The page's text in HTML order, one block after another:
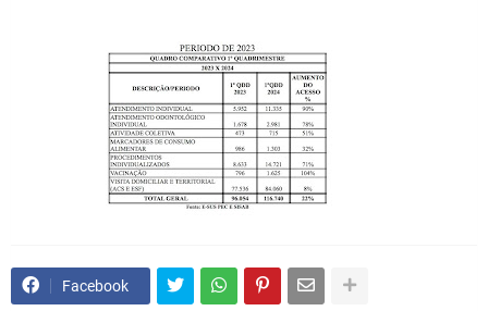
Facebook